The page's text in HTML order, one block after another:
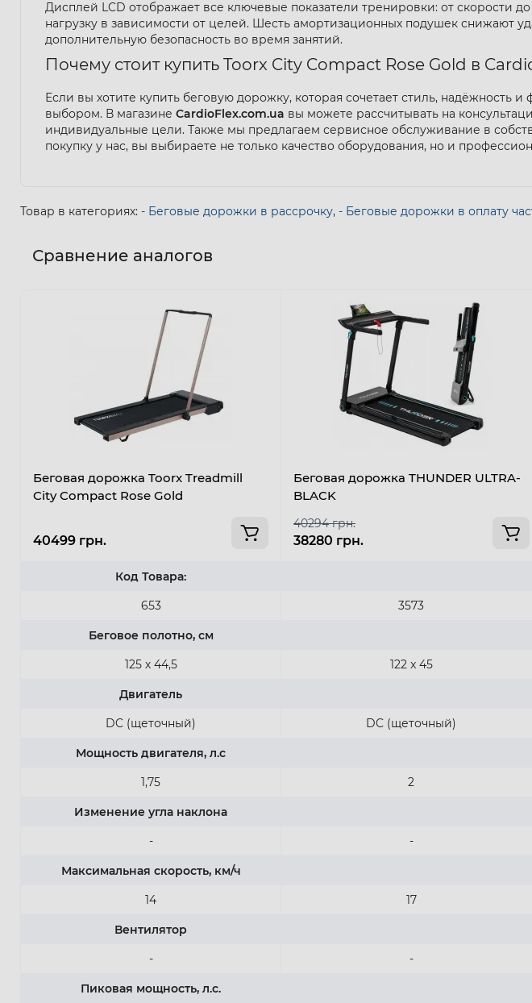
Дисплей LCD отображает все ключевые показатели тренировки: от скорости
нагрузку в зависимости от целей. Шесть амортизационных подушек снижают
дополнительную безопасность во время занятий.
Почему стоит купить Toorx City Compact Rose Gold в
Если вы хотите купить беговую дорожку, которая сочетает стиль, надёжность
выбором. В магазине CardioFlex.com.ua вы можете рассчитывать на
индивидуальные цели. Также мы предлагаем сервисное обслуживание в
покупку у нас, вы выбираете не только качество оборудования, но и
Товар в категориях: - Беговые дорожки в рассрочку, - Беговые дорожки в оплату
Сравнение аналогов
Беговая дорожка Toorx Treadmill
City Compact Rose Gold
40499 грн.
Код Товара:
653
Беговое полотно, см
125 х 44,5
Двигатель
DC (щеточный)
Мощность двигателя, л.с
1,75
Изменение угла наклона
-
Максимальная скорость, км/ч
14
Вентилятор
-
Пиковая мощность, л.с.
Беговая дорожка THUNDER ULTRA-
BLACK
40294 грн.
38280 грн.
3573
122 x 45
DC (щеточный)
2
-
17
-